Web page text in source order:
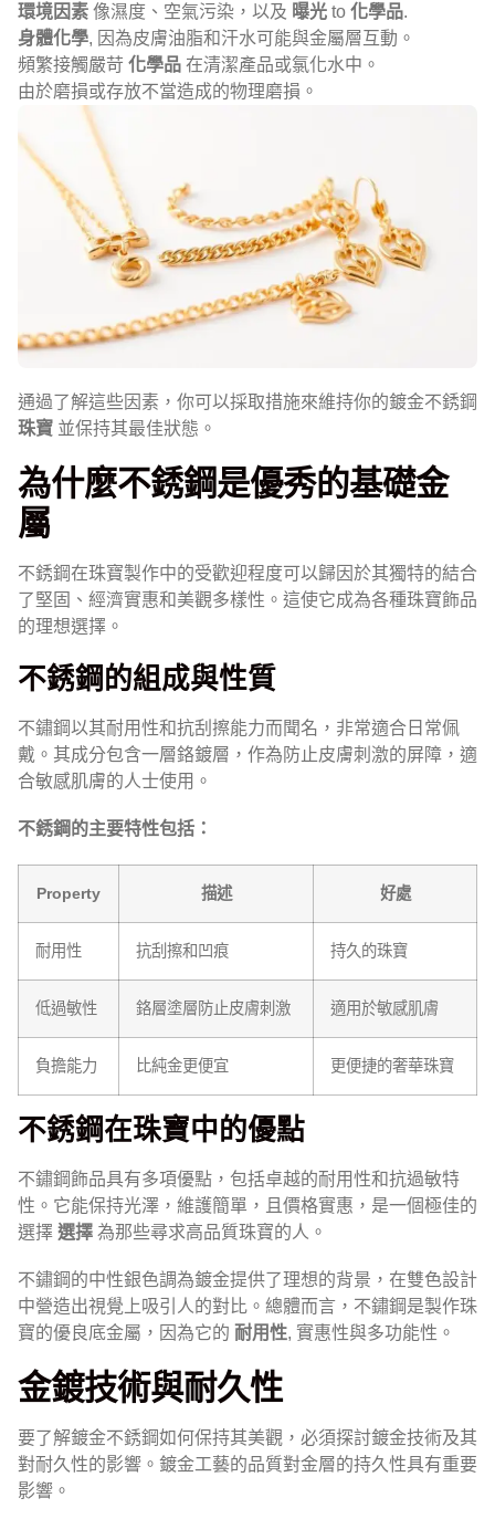
環境因素 像濕度、空氣污染，以及 曝光 to 化學品.
身體化學, 因為皮膚油脂和汗水可能與金屬層互動。
頻繁接觸嚴苛 化學品 在清潔產品或氯化水中。
由於磨損或存放不當造成的物理磨損。
通過了解這些因素，你可以採取措施來維持你的鍍金不銹鋼
珠寶 並保持其最佳狀態。
為什麼不銹鋼是優秀的基礎金
屬
不銹鋼在珠寶製作中的受歡迎程度可以歸因於其獨特的結合
了堅固、經濟實惠和美觀多樣性。這使它成為各種珠寶飾品
的理想選擇。
不銹鋼的組成與性質
不鏽鋼以其耐用性和抗刮擦能力而聞名，非常適合日常佩
戴。其成分包含一層鉻鍍層，作為防止皮膚刺激的屏障，適
合敏感肌膚的人士使用。
不銹鋼的主要特性包括：
Property 描述 好處
耐用性 抗刮擦和凹痕 持久的珠寶
低過敏性 鉻層塗層防止皮膚刺激 適用於敏感肌膚
負擔能力 比純金更便宜 更便捷的奢華珠寶
不銹鋼在珠寶中的優點
不鏽鋼飾品具有多項優點，包括卓越的耐用性和抗過敏特
性。它能保持光澤，維護簡單，且價格實惠，是一個極佳的
選擇 選擇 為那些尋求高品質珠寶的人。
不鏽鋼的中性銀色調為鍍金提供了理想的背景，在雙色設計
中營造出視覺上吸引人的對比。總體而言，不鏽鋼是製作珠
寶的優良底金屬，因為它的 耐用性, 實惠性與多功能性。
金鍍技術與耐久性
要了解鍍金不銹鋼如何保持其美觀，必須探討鍍金技術及其
對耐久性的影響。鍍金工藝的品質對金層的持久性具有重要
影響。